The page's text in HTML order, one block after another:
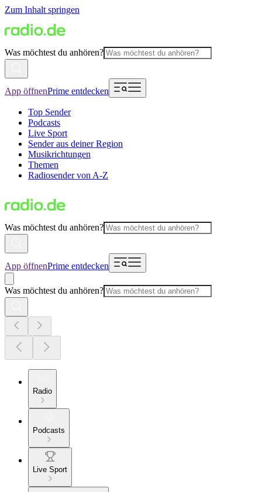
Zum Inhalt springen
Was möchtest du anhören?
App öffnenPrime entdecken
Top Sender
Podcasts
Live Sport
Sender aus deiner Region
Musikrichtungen
Themen
Radiosender von A-Z
Was möchtest du anhören?
App öffnenPrime entdecken
Was möchtest du anhören?
Radio
Podcasts
Live Sport